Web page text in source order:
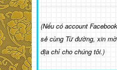
(Nếu có account
sẻ cùng Từ đường, xin
địa chỉ cho chúng tôi.)